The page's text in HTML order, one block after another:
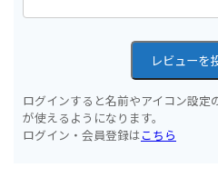
レビューを
ログインすると名前やアイコン設定
が使えるようになります。
ログイン・会員登録はこちら